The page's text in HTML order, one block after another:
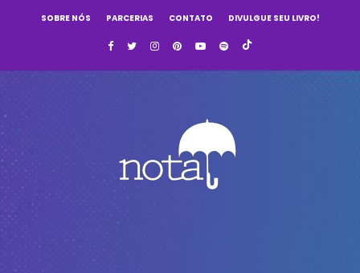
SOBRE NÓS PARCERIAS CONTATO DIVULGUE SEU LIVRO!